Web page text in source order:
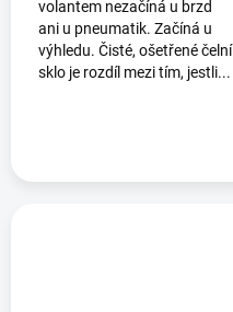
volantem nezačíná u brzd
ani u pneumatik. Začíná u
výhledu. Čisté, ošetřené čelní
sklo je rozdíl mezi tím, jestli...